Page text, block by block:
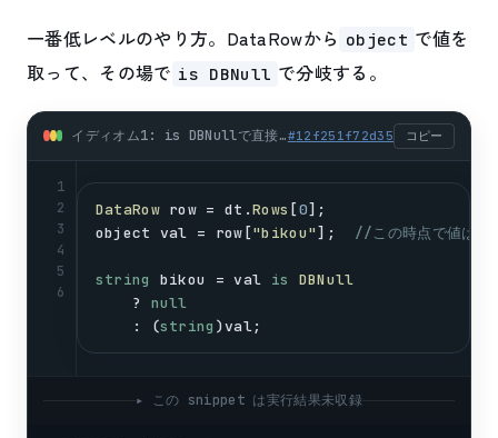
一番低レベルのやり方。DataRowから object で値を
取って、その場で is DBNull で分岐する。
イディオム1: is DBNullで直接比較する基本形 (csharp)#12f251f72d35 コピー
1
2
3
4
5
6
DataRow row = dt .Rows [0];
object val = row ["bikou"]; //この時点で値は
string bikou = val is
DBNull
    ?
null
    : (
string )val;
▸ この snippet は実行結果未収録